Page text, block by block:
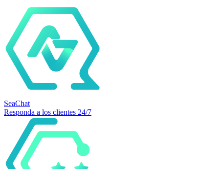
SeaChat
Responda a los clientes 24/7